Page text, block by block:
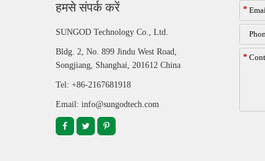
हमसे संपर्क करें
SUNGOD Technology Co., Ltd.
Bldg. 2, No. 899 Jindu West Road,
Songjiang, Shanghai, 201612 China
Tel: +86-2167681918
Email: info@sungodtech.com
*
*